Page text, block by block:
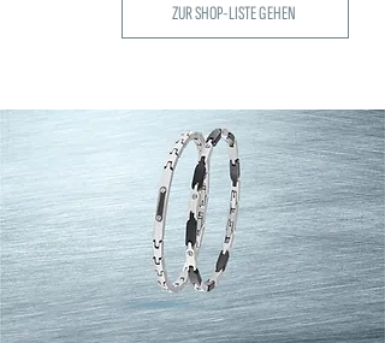
ZUR SHOP-LISTE GEHEN